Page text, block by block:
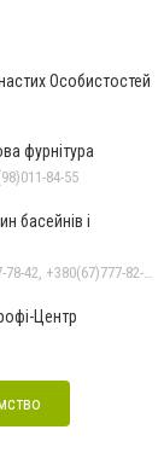
Особистостей
промислова фурнітура
84-55
басейнів і
+380(44)502-01-02, +380(66)777-78-42, +380(67)777-82-19, +380(67)890-80-80, +380(73)890-80-80, +380(44)502-01-03
Центр